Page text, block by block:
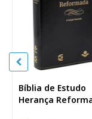
Bíblia de Estudo
Herança